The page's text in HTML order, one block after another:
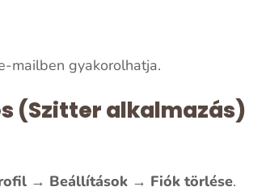
mailben gyakorolhatja.
(Szitter alkalmazás)
→ Beállítások → Fiók törlése.